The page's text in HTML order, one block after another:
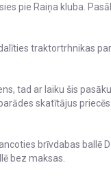
pie Raiņa kluba.
traktortrhnikas
tad ar laiku šis
skatītājus
brīvdabas ballē
bez maksas.